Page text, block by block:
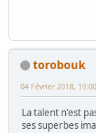
torobouk
04 Février 2018,
La talent n'est
ses superbes